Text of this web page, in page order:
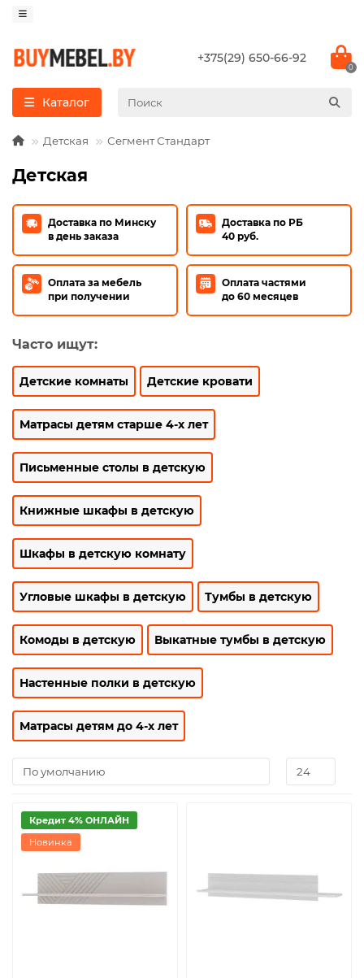
+375(29) 650-66-92
0
Каталог
Детская Сегмент Стандарт
Детская
Доставка по Минску
в день заказа
Доставка по РБ
40 руб.
Оплата за мебель
при получении
Оплата частями
до 60 месяцев
Часто ищут:
Детские комнаты Детские кровати
Матрасы детям старше 4-х лет
Письменные столы в детскую
Книжные шкафы в детскую
Шкафы в детскую комнату
Угловые шкафы в детскую Тумбы в детскую
Комоды в детскую Выкатные тумбы в детскую
Настенные полки в детскую
Матрасы детям до 4-х лет
Кредит 4% ОНЛАЙН
Новинка